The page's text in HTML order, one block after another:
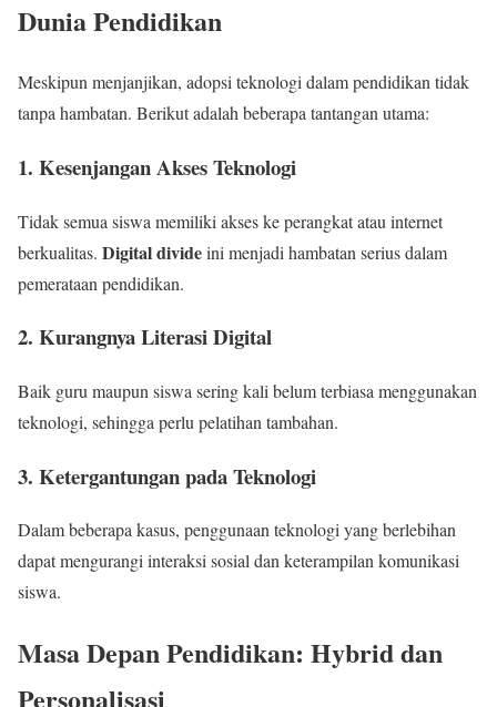
Dunia Pendidikan
Meskipun menjanjikan, adopsi teknologi dalam pendidikan tidak
tanpa hambatan. Berikut adalah beberapa tantangan utama:
1. Kesenjangan Akses Teknologi
Tidak semua siswa memiliki akses ke perangkat atau internet
berkualitas. Digital divideini menjadi hambatan serius dalam
pemerataan pendidikan.
2. Kurangnya Literasi Digital
Baik guru maupun siswa sering kali belum terbiasa menggunakan
teknologi, sehingga perlu pelatihan tambahan.
3. Ketergantungan pada Teknologi
Dalam beberapa kasus, penggunaan teknologi yang berlebihan
dapat mengurangi interaksi sosial dan keterampilan komunikasi
siswa.
Masa Depan Pendidikan: Hybrid dan
Personalisasi